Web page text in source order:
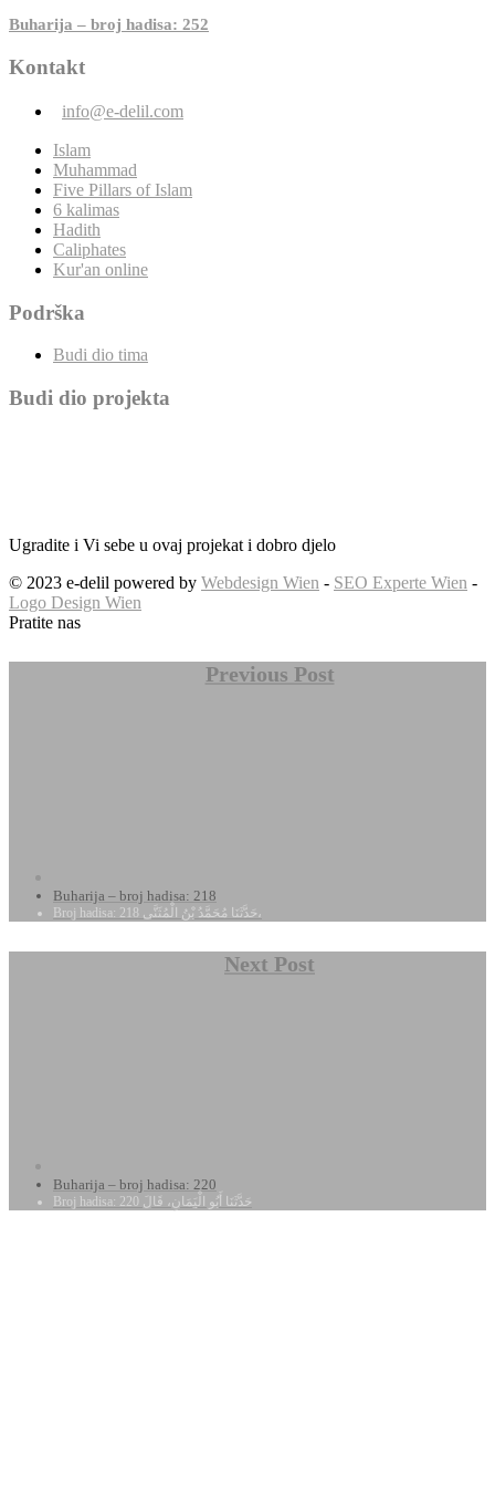
Buharija – broj hadisa: 252
Kontakt
info@e-delil.com
Islam
Muhammad
Five Pillars of Islam
6 kalimas
Hadith
Caliphates
Kur'an online
Podrška
Budi dio tima
Budi dio projekta
Ugradite i Vi sebe u ovaj projekat i dobro djelo
© 2023 e-delil powered by Webdesign Wien - SEO Experte Wien -
Logo Design Wien
Pratite nas
Previous Post
Buharija – broj hadisa: 218
Broj hadisa: 218 حَدَّثَنَا مُحَمَّدُ بْنُ الْمُثَنَّى،
Next Post
Buharija – broj hadisa: 220
Broj hadisa: 220 حَدَّثَنَا أَبُو الْيَمَانِ، قَالَ